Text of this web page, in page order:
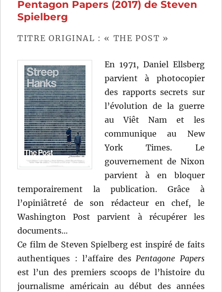
Pentagon Papers (2017) de Steven
Spielberg
TITRE ORIGINAL : « THE POST »
En 1971, Daniel Ellsberg
parvient à photocopier
des rapports secrets sur
l’évolution de la guerre
au Viêt Nam et les
communique au New
York Times. Le
gouvernement de Nixon
parvient à en bloquer
temporairement la publication. Grâce à
l’opiniâtreté de son rédacteur en chef, le
Washington Post parvient à récupérer les
documents…
Ce film de Steven Spielberg est inspiré de faits
authentiques : l’affaire desPentagone Papers
est l’un des premiers scoops de l’histoire du
journalisme américain au début des années